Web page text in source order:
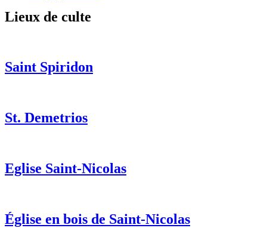
Lieux de culte
Saint Spiridon
St. Demetrios
Eglise Saint-Nicolas
Église en bois de Saint-Nicolas